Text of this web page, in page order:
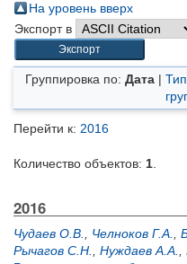
На уровень вверх
Экспорт в
Группировка по: Дата|
Перейти к: 2016
Количество объектов: 1
2016
Чудаев О.В. Челноков Г.А.
Рычагов С.Н.
Нуждаев А.А.